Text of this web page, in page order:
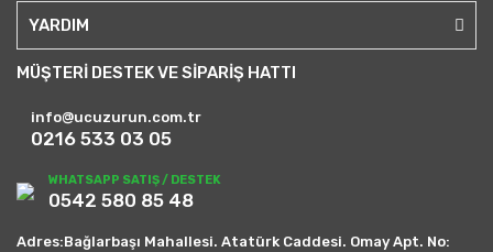
YARDIM
MÜŞTERİ DESTEK VE SİPARİŞ HATTI
info@ucuzurun.com.tr
0216 533 03 05
WHATSAPP SATIŞ / DESTEK
0542 580 85 48
Adres:Bağlarbaşı Mahallesi. Atatürk Caddesi. Omay Apt. No: